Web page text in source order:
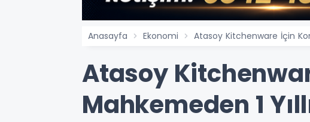
Anasayfa Ekonomi Atasoy Kitchenware İçin
Atasoy
Mahkemeden 1